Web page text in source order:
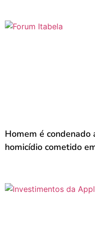
Homem é
homicídio cometido